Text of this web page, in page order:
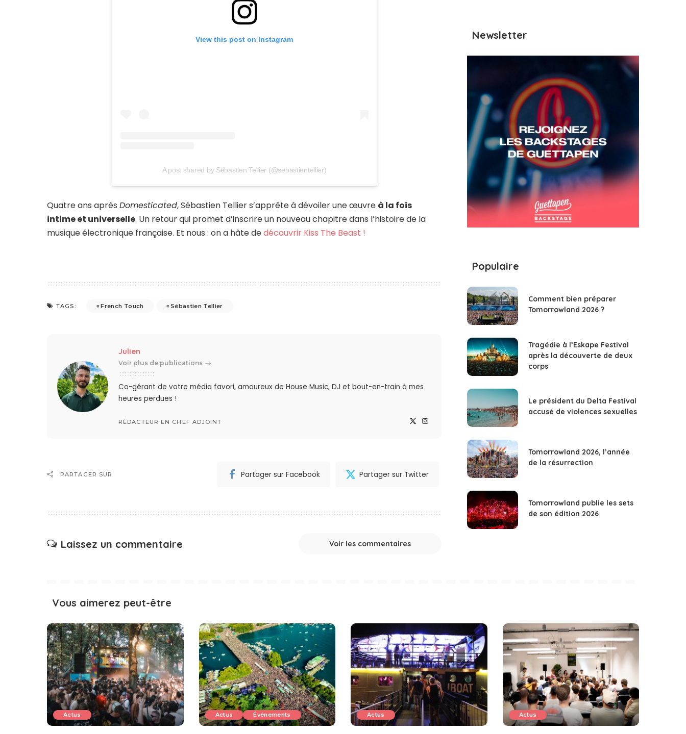
View this post on Instagram
A post shared by Sébastien Tellier (@sebastientellier)
Quatre ans aprèsDomesticated, Sébastien Tellier s’apprête à dévoiler une œuvre à la fois
intime et universelle. Un retour qui promet d’inscrire un nouveau chapitre dans l’histoire de la
musique électronique française. Et nous : on a hâte dedécouvrir Kiss The Beast !
TAGS: French Touch Sébastien Tellier
Julien
Voir plus de publications
Co-gérant de votre média favori, amoureux de House Music, DJ et bout-en-train à mes
heures perdues !
RÉDACTEUR EN CHEF ADJOINT
PARTAGER SUR Partager sur Facebook Partager sur Twitter
Laissez un commentaire Voir les commentaires
Newsletter
Populaire
Comment bien préparer
Tomorrowland 2026 ?
Tragédie à l’Eskape Festival
après la découverte de deux
corps
Le président du Delta Festival
accusé de violences sexuelles
Tomorrowland 2026, l’année
de la résurrection
Tomorrowland publie les sets
de son édition 2026
Vous aimerez peut-être
Actus Actus Événements Actus Actus